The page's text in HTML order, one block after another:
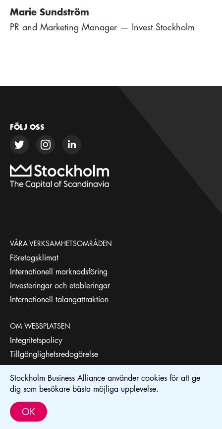
Marie Sundström
PR and Marketing Manager — Invest Stockholm
Stockholm Business Alliance använder cookies för att ge
dig som besökare bästa möjliga upplevelse.
OK
FÖLJ OSS
VÅRA VERKSAMHETSOMRÅDEN
Företagsklimat
Internationell marknadsföring
Investeringar och etableringar
Internationell talangattraktion
OM WEBBPLATSEN
Integritetspolicy
Tillgänglighetsredogörelse
STOCKHOLM BUSINESS REGION
Stockholm Business Alliance drivs av Stockholm Business Region